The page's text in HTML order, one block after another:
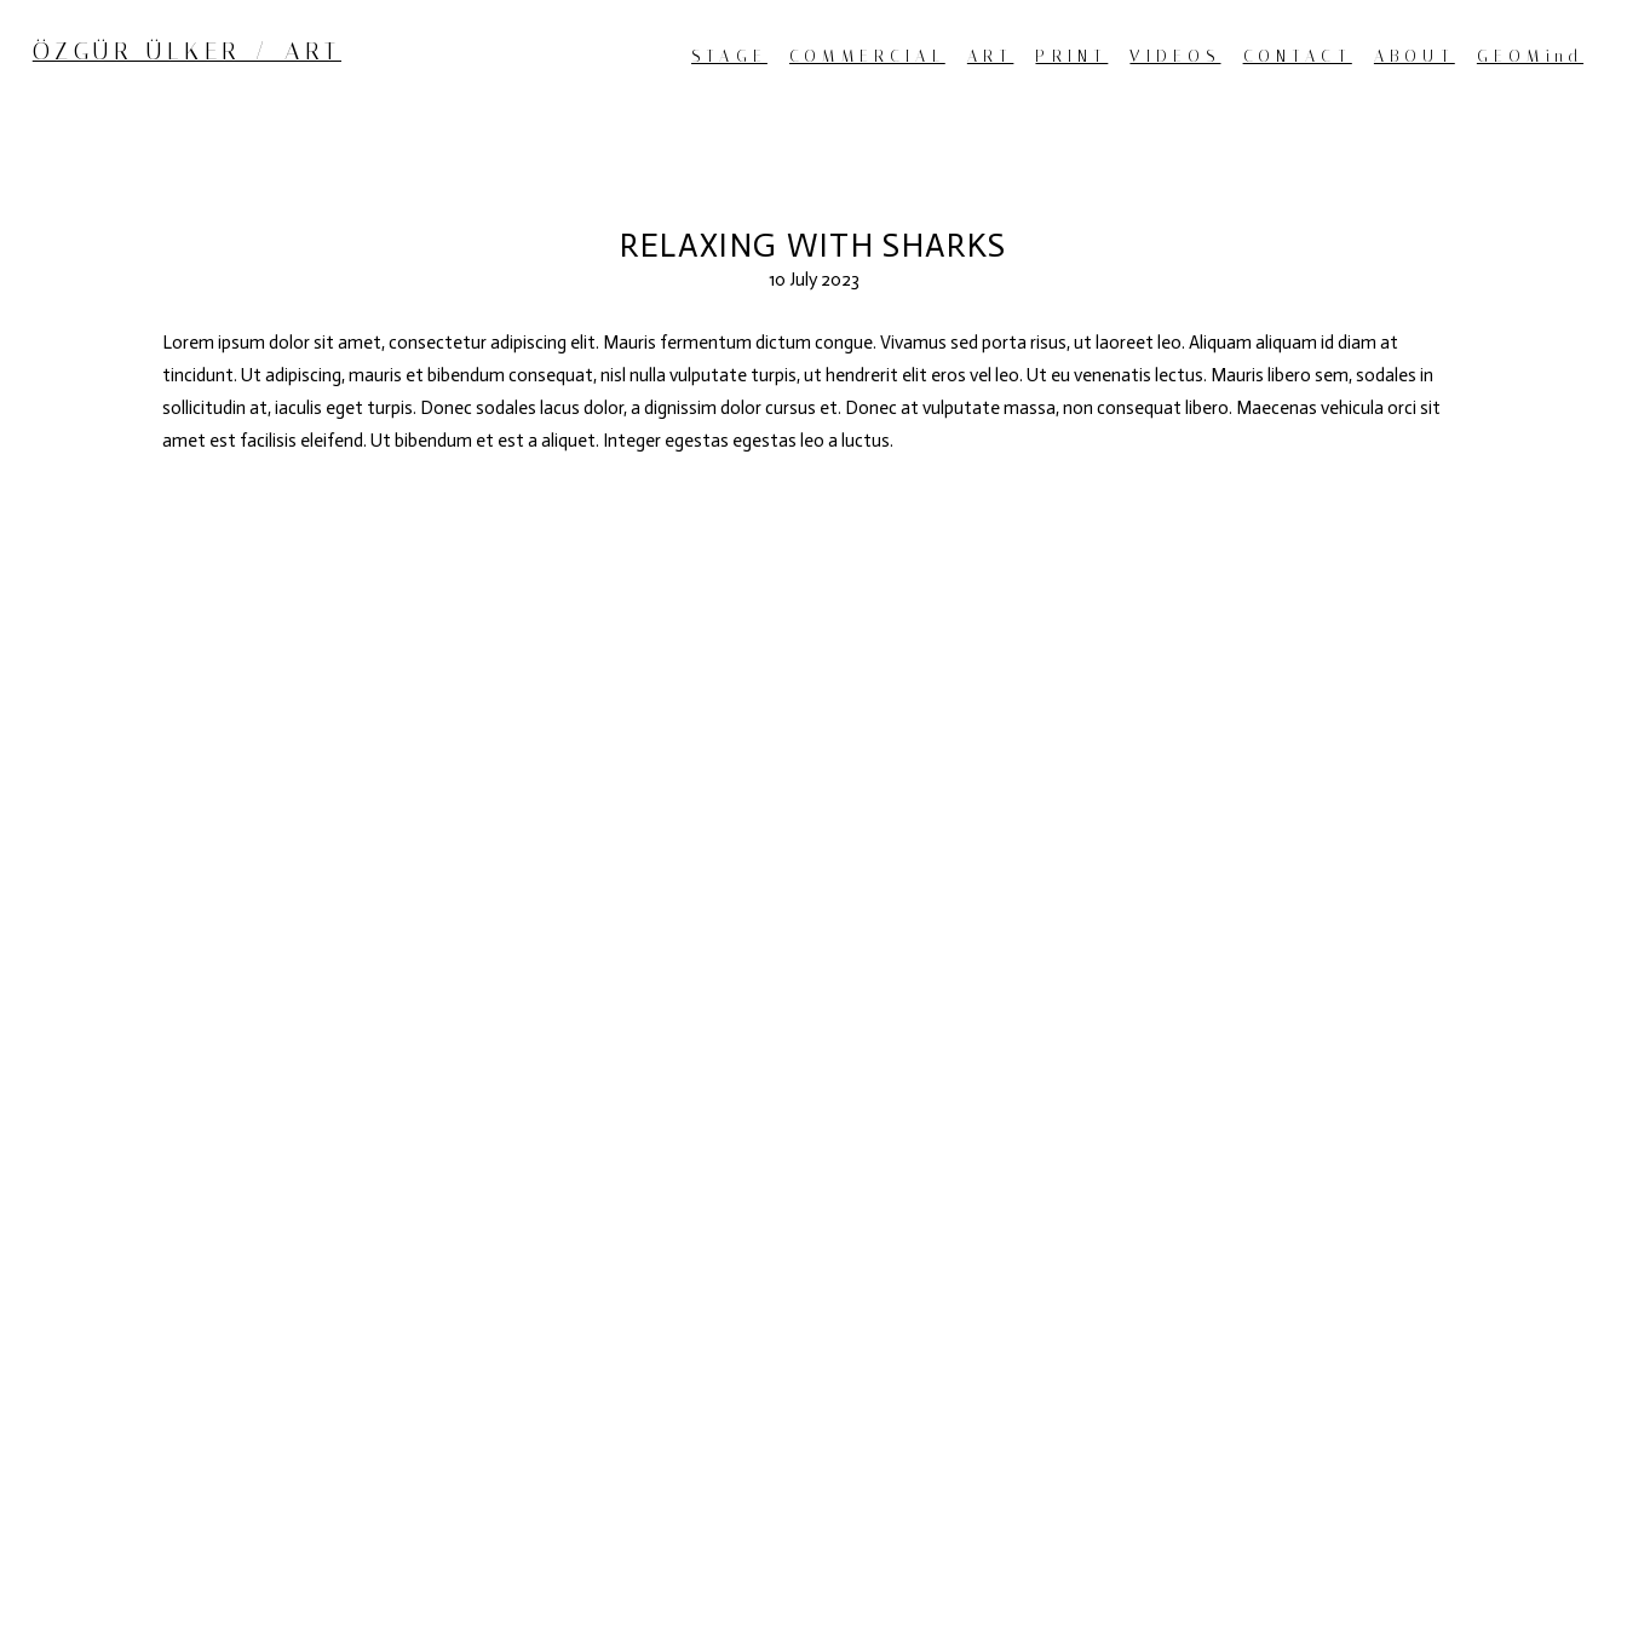
ÖZGÜR ÜLKER / ART STAGE COMMERCIAL ART PRINT VIDEOS CONTACT ABOUT GEOMind
RELAXING WITH SHARKS
10 July 2023
Lorem ipsum dolor sit amet, consectetur adipiscing elit. Mauris fermentum dictum congue. Vivamus sed porta risus, ut laoreet leo. Aliquam aliquam id diam at
tincidunt. Ut adipiscing, mauris et bibendum consequat, nisl nulla vulputate turpis, ut hendrerit elit eros vel leo. Ut eu venenatis lectus. Mauris libero sem, sodales in
sollicitudin at, iaculis eget turpis. Donec sodales lacus dolor, a dignissim dolor cursus et. Donec at vulputate massa, non consequat libero. Maecenas vehicula orci sit
amet est facilisis eleifend. Ut bibendum et est a aliquet. Integer egestas egestas leo a luctus.